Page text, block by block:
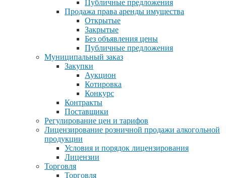
Публичные предложения
Продажа права аренды имущества
Открытые
Закрытые
Без объявления цены
Публичные предложения
Муниципальный заказ
Закупки
Аукцион
Котировка
Конкурс
Контракты
Поставщики
Регулирование цен и тарифов
Лицензирование розничной продажи алкогольной
продукции
Условия и порядок лицензирования
Лицензии
Торговля
Торговля